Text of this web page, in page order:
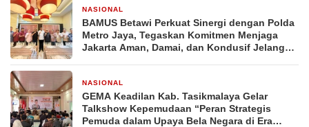
NASIONAL
BAMUS Betawi Perkuat Sinergi dengan Polda
Metro Jaya, Tegaskan Komitmen Menjaga
Jakarta Aman, Damai, dan Kondusif Jelang
NASIONAL
GEMA Keadilan Kab. Tasikmalaya Gelar
Talkshow Kepemudaan “Peran Strategis
Pemuda dalam Upaya Bela Negara di Era